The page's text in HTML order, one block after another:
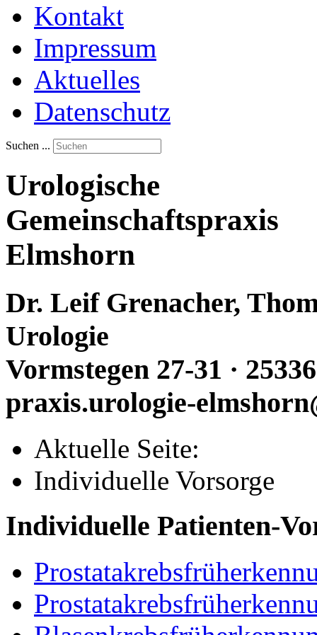
Kontakt
Impressum
Aktuelles
Datenschutz
Suchen ...
Urologische
Gemeinschaftspraxis
Elmshorn
Dr. Leif Grenacher,
Urologie
Vormstegen 27-31 ·
praxis.urologie-
Aktuelle Seite:
Individuelle Vorsorge
Individuelle Patienten-